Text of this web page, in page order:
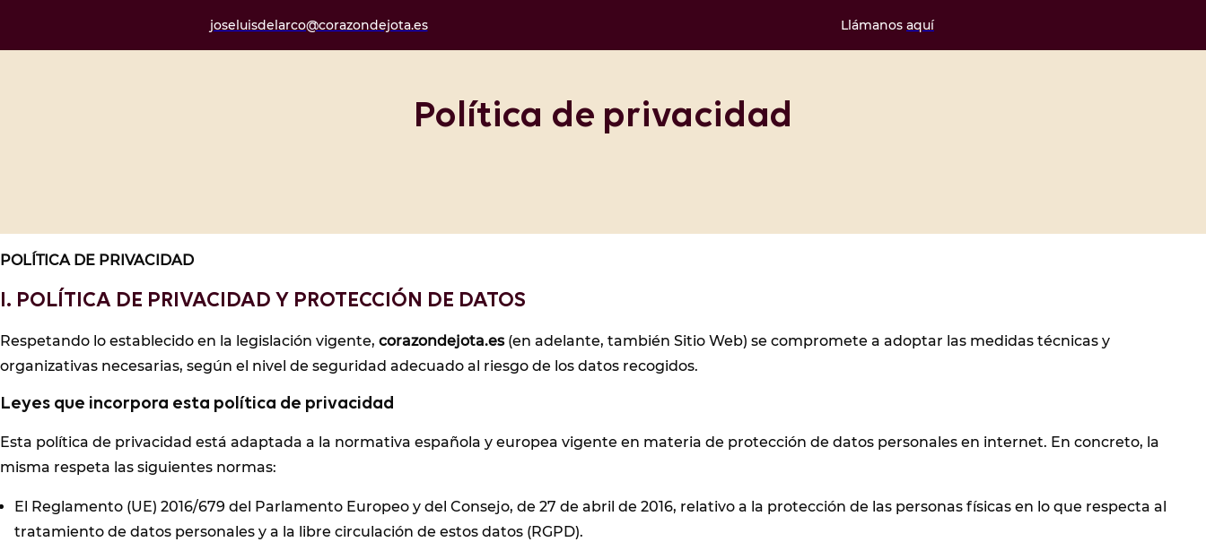
Política de privacidad
POLÍTICA DE PRIVACIDAD
I. POLÍTICA DE PRIVACIDAD Y PROTECCIÓN DE DATOS
Respetando lo establecido en la legislación vigente, corazondejota.es(en adelante, también Sitio Web) se compromete a adoptar las medidas técnicas y
organizativas necesarias, según el nivel de seguridad adecuado al riesgo de los datos recogidos.
Leyes que incorpora esta política de privacidad
Esta política de privacidad está adaptada a la normativa española y europea vigente en materia de protección de datos personales en internet. En concreto, la
misma respeta las siguientes normas:
El Reglamento (UE) 2016/679 del Parlamento Europeo y del Consejo, de 27 de abril de 2016, relativo a la protección de las personas físicas en lo que respecta al
tratamiento de datos personales y a la libre circulación de estos datos (RGPD).
joseluisdelarco@corazondejota.es Llámanos aquí